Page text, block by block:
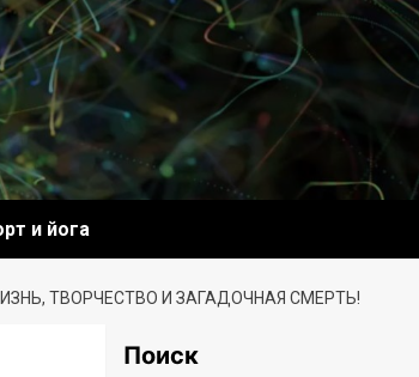
и йога
ТВОРЧЕСТВО И ЗАГАДОЧНАЯ СМЕРТЬ!
Поиск